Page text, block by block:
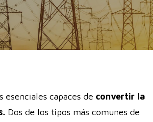
esenciales capaces de convertir la
Dos de los tipos más comunes de